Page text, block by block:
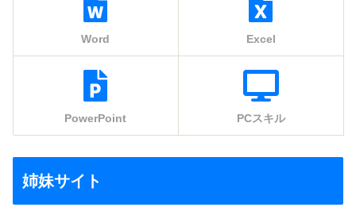
Word Excel
PowerPoint PCスキル
姉妹サイト